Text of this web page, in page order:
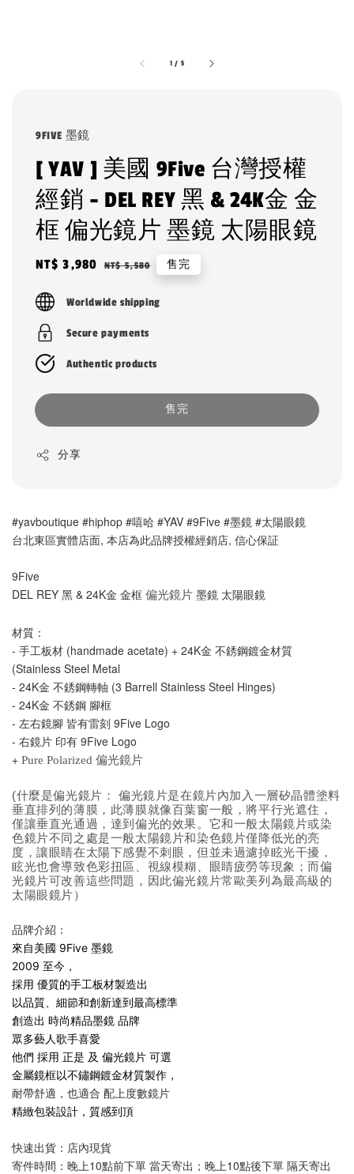
1 / 5
9FIVE 墨鏡
[ YAV ] 美國 9Five 台灣授權
經銷 - DEL REY 黑 & 24K金 金
框 偏光鏡片 墨鏡 太陽眼鏡
Sale
NT$ 3,980 Regular
NT$ 5,580 售完
Worldwide shipping
Secure payments
Authentic products
售完
分享
#yavboutique #hiphop #嘻哈 #YAV #9Five #墨鏡 #太陽眼鏡
台北東區實體店面, 本店為此品牌授權經銷店, 信心保証
9Five
DEL REY 黑 & 24K金 金框 偏光鏡片 墨鏡 太陽眼鏡
材質：
- 手工板材 (handmade acetate) + 24K金 不銹鋼鍍金材質
(Stainless Steel Metal
- 24K金 不銹鋼轉軸 (3 Barrell Stainless Steel Hinges)
- 24K金 不銹鋼 腳框
- 左右鏡腳 皆有雷刻 9Five Logo
- 右鏡片 印有 9Five Logo
+ Pure Polarized 偏光鏡片
(什麼是偏光鏡片：
偏光鏡片是在鏡片內加入一層矽晶體塗料
垂直排列的薄膜，此薄膜就像百葉窗一般，將平行光遮住，
僅讓垂直光通過，達到偏光的效果。它和一般太陽鏡片或染
色鏡片不同之處是一般太陽鏡片和染色鏡片僅降低光的亮
度，讓眼睛在太陽下感覺不刺眼，但並未過濾掉眩光干擾，
眩光也會導致色彩扭區、視線模糊、眼睛疲勞等現象；而偏
光鏡片可改善這些問題，因此偏光鏡片常歐美列為最高級的
太陽眼鏡片）
品牌介紹：
來自美國 9Five 墨鏡
2009 至今，
採用 優質的手工板材製造出
以品質、細節和創新達到最高標準
創造出 時尚精品墨鏡 品牌
眾多藝人歌手喜愛
他們 採用 正是 及 偏光鏡片 可選
金屬鏡框以不鏽鋼鍍金材質製作，
耐帶舒適，也適合 配上度數鏡片
精緻包裝設計，質感到頂
快速出貨：店內現貨
寄件時間：晚上10點前下單 當天寄出；晚上10點後下單 隔天寄出